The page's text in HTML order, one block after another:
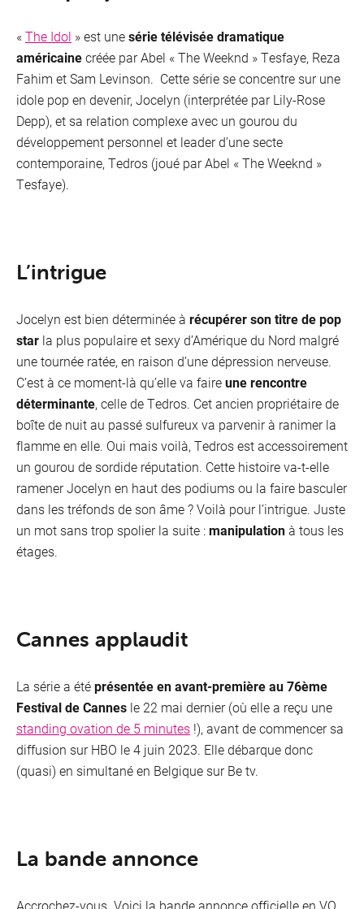
«The Idol » est unesérie télévisée dramatique
américainecréée par Abel « The Weeknd » Tesfaye, Reza
Fahim et Sam Levinson​​. Cette série se concentre sur une
idole pop en devenir, Jocelyn (interprétée par Lily-Rose
Depp), et sa relation complexe avec un gourou du
développement personnel et leader d’une secte
contemporaine, Tedros (joué par Abel « The Weeknd »
Tesfaye)​.
L’intrigue
Jocelyn est bien déterminée à récupérer son titre de pop
star la plus populaire et sexy d’Amérique du Nord malgré
une tournée ratée, en raison d’une dépression nerveuse.
C’est à ce moment-là qu’elle va faireune rencontre
déterminante, celle de Tedros. Cet ancien propriétaire de
boîte de nuit au passé sulfureux va parvenir à ranimer la
flamme en elle. Oui mais voilà, Tedros est accessoirement
un gourou de sordide réputation. Cette histoire va-t-elle
ramener Jocelyn en haut des podiums ou la faire basculer
dans les tréfonds de son âme ? Voilà pour l’intrigue. Juste
un mot sans trop spolier la suite :manipulationà tous les
étages.
Cannes applaudit
La série a étéprésentée en avant-première au 76ème
Festival de Cannes le 22 mai dernier (où elle a reçu une
standing ovation de 5 minutes !), avant de commencer sa
diffusion sur HBO le 4 juin 2023​. Elle débarque donc
(quasi) en simultané en Belgique sur Be tv.
La bande annonce
Accrochez-vous. Voici la bande annonce officielle en VO.